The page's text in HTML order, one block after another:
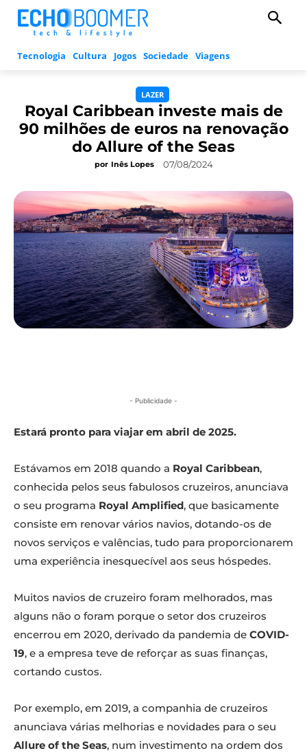
Tecnologia Cultura Jogos Sociedade Viagens
LAZER
Royal Caribbean investe mais de
90 milhões de euros na renovação
do Allure of the Seas
por Inês Lopes 07/08/2024
- Publicidade -
Estará pronto para viajar em abril de 2025.
Estávamos em 2018 quando a Royal Caribbean,
conhecida pelos seus fabulosos cruzeiros, anunciava
o seu programa Royal Amplified, que basicamente
consiste em renovar vários navios, dotando-os de
novos serviços e valências, tudo para proporcionarem
uma experiência inesquecível aos seus hóspedes.
Muitos navios de cruzeiro foram melhorados, mas
alguns não o foram porque o setor dos cruzeiros
encerrou em 2020, derivado da pandemia de COVID-
19, e a empresa teve de reforçar as suas finanças,
cortando custos.
Por exemplo, em 2019, a companhia de cruzeiros
anunciava várias melhorias e novidades para o seu
Allure of the Seas, num investimento na ordem dos